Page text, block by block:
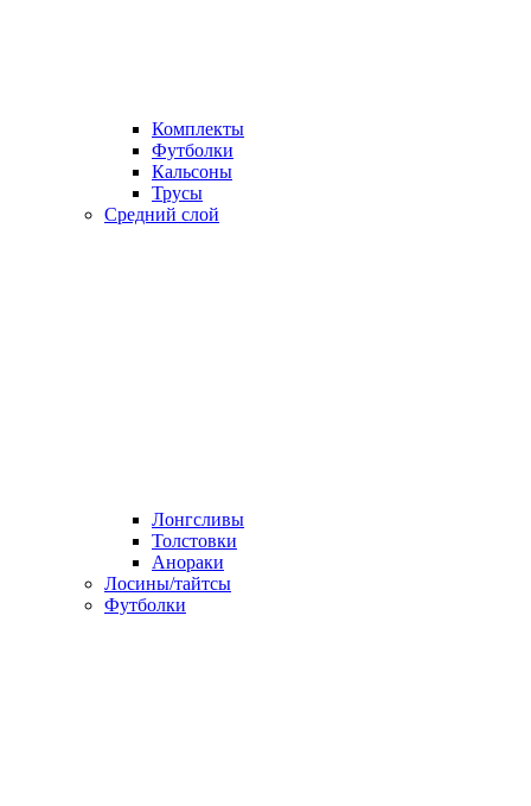
Комплекты
Футболки
Кальсоны
Трусы
Средний слой
Лонгсливы
Толстовки
Анораки
Лосины/тайтсы
Футболки